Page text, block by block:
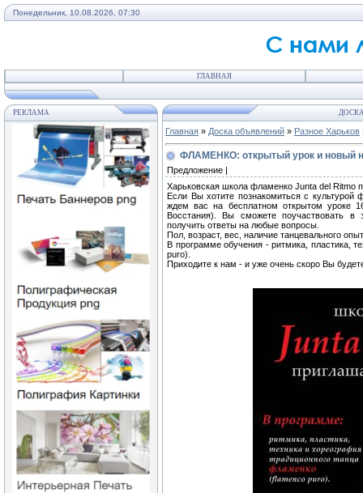
Понедельник, 10.08.2026, 07:30
ГЛАВНАЯ
РЕКЛАМА
Главная » Доска объявлений » Разное Харьков
ФЛАМЕНКО: открытый урок и новый
Предложение |
Харьковская школа фламенко Junta del Ritmo
Если Вы хотите познакомиться с
ждем вас на бесплатном открытом уроке
Восстания). Вы сможете поучаствовать в
получить ответы на любые вопросы.
Пол, возраст, вес, наличие танцевального
В программе обучения - ритмика, пластика,
puro).
Приходите к нам - и уже очень скоро Вы